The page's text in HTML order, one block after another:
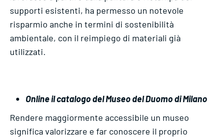
supporti esistenti, ha permesso un notevole
risparmio anche in termini di sostenibilità
ambientale, con il reimpiego di materiali già
utilizzati.
Online il catalogo del Museo del Duomo di Milano
Rendere maggiormente accessibile un museo
significa valorizzare e far conoscere il proprio